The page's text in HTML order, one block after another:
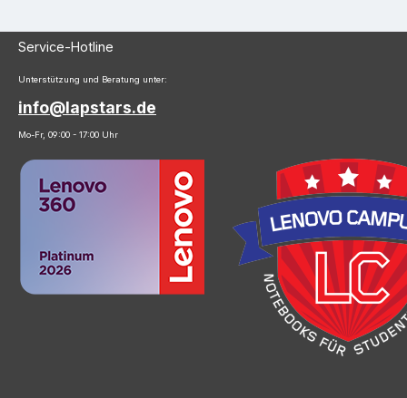
Service-Hotline
Unterstützung und Beratung unter:
info@lapstars.de
Mo-Fr, 09:00 - 17:00 Uhr